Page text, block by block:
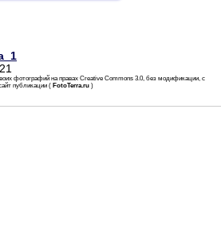
фотографий на правах Creative Commons 3.0, без модификации, с
публикации ( FotoTerra.ru )